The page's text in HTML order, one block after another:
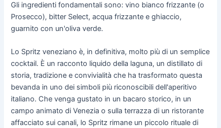
Gli ingredienti fondamentali sono: vino bianco frizzante (o
Prosecco), bitter Select, acqua frizzante e ghiaccio,
guarnito con un'oliva verde.
Lo Spritz veneziano è, in definitiva, molto più di un semplice
cocktail. È un racconto liquido della laguna, un distillato di
storia, tradizione e convivialità che ha trasformato questa
bevanda in uno dei simboli più riconoscibili dell'aperitivo
italiano. Che venga gustato in un bacaro storico, in un
campo animato di Venezia o sulla terrazza di un ristorante
affacciato sui canali, lo Spritz rimane un piccolo rituale di